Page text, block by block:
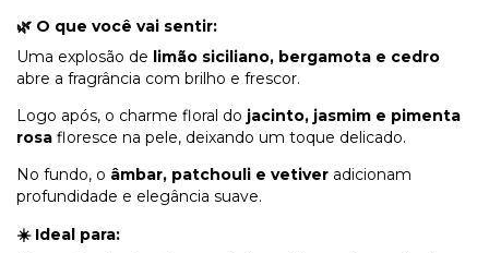
🌿 O que você vai sentir:
Uma explosão de limão siciliano, bergamota e cedro
abre a fragrância com brilho e frescor.
Logo após, o charme floral do jacinto, jasmim e pimenta
rosa floresce na pele, deixando um toque delicado.
No fundo, o âmbar, patchouli e vetiver adicionam
profundidade e elegância suave.
☀️ Ideal para: